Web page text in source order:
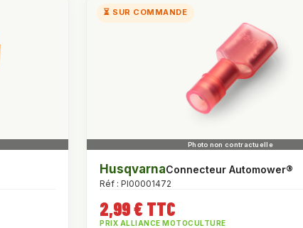
⏳ SUR COMMANDE
HusqvarnaConnecteur Automower®
Réf : PI00001472
2,99 € TTC
PRIX ALLIANCE MOTOCULTURE